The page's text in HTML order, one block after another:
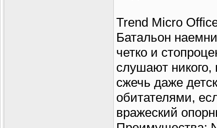
Trend Micro
Батальон
четко и
слушают никого,
сжечь даже
обитателями,
вражеский